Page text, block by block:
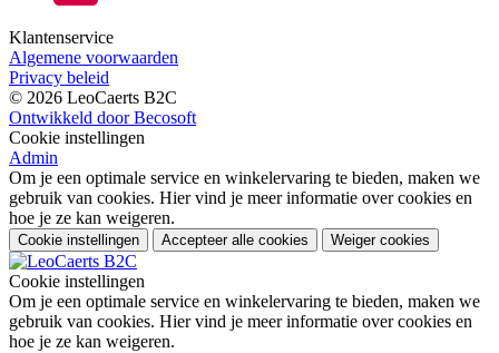
Klantenservice
Algemene voorwaarden
Privacy beleid
© 2026 LeoCaerts B2C
Ontwikkeld door Becosoft
Cookie instellingen
Admin
Om je een optimale service en winkelervaring te bieden, maken we
gebruik van cookies. Hier vind je meer informatie over cookies en
hoe je ze kan weigeren.
Cookie instellingen Accepteer alle cookies Weiger cookies
Cookie instellingen
Om je een optimale service en winkelervaring te bieden, maken we
gebruik van cookies. Hier vind je meer informatie over cookies en
hoe je ze kan weigeren.